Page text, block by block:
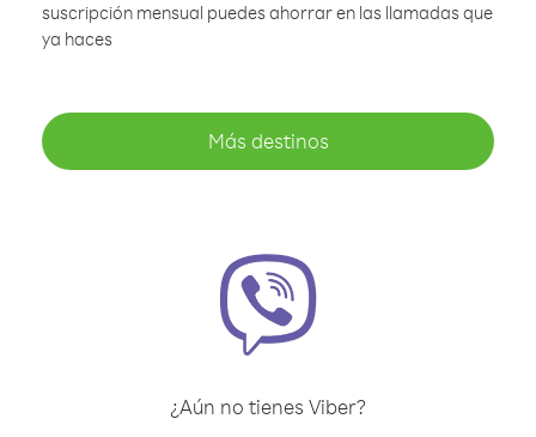
suscripción mensual puedes ahorrar en las llamadas que
ya haces
Más destinos
¿Aún no tienes Viber?